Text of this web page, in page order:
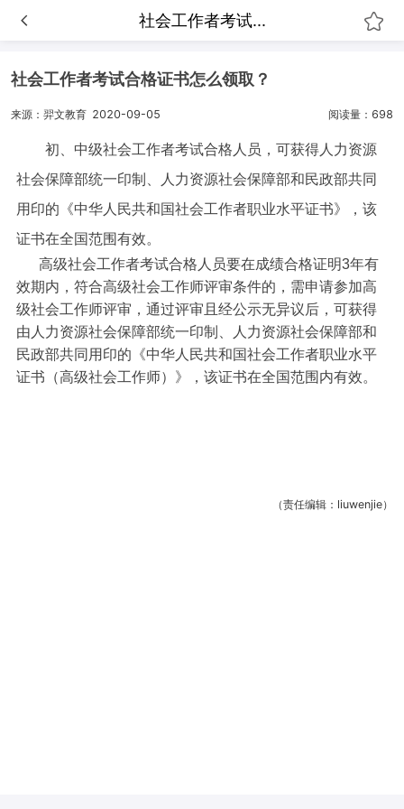
社会工作者考试...
社会工作者考试合格证书怎么领取？
来源：羿文教育 2020-09-05 阅读量：698
初、中级社会工作者考试合格人员，可获得人力资源
社会保障部统一印制、人力资源社会保障部和民政部共同
用印的《中华人民共和国社会工作者职业水平证书》，该
证书在全国范围有效。
高级社会工作者考试合格人员要在成绩合格证明3年有
效期内，符合高级社会工作师评审条件的，需申请参加高
级社会工作师评审，通过评审且经公示无异议后，可获得
由人力资源社会保障部统一印制、人力资源社会保障部和
民政部共同用印的《中华人民共和国社会工作者职业水平
证书（高级社会工作师）》，该证书在全国范围内有效。
（责任编辑：liuwenjie）